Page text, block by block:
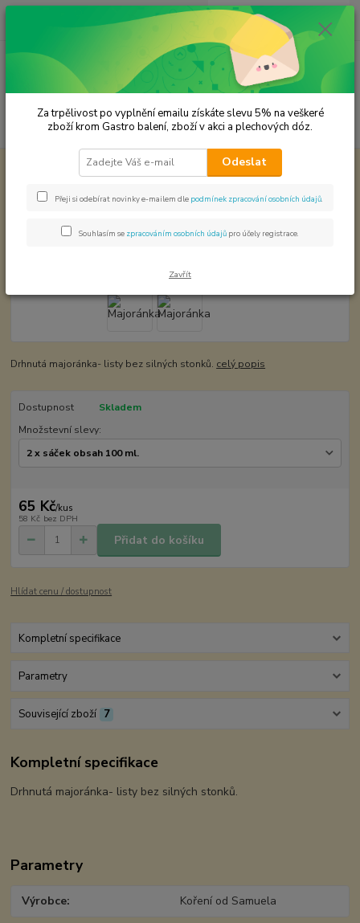
Menu
Hledat
ks
za 0,00 Kč
KOŘENÍ JEDNODRUHOVÉ Majoránka
Majoránka
TOP produkt
Drhnutá majoránka- listy bez silných stonků. celý popis
Dostupnost
Skladem
Množstevní slevy:
65 Kč/kus
58 Kč bez DPH
Přidat do košíku
Hlídat cenu / dostupnost
Kompletní specifikace
Parametry
Související zboží 7
Kompletní specifikace
Drhnutá majoránka- listy bez silných stonků.
Parametry
Výrobce Koření od Samuela
Za trpělivost po vyplnění emailu získáte slevu 5% na veškeré
zboží krom Gastro balení, zboží v akci a plechových dóz.
Odeslat
Přeji si odebírat novinky e-mailem dle podmínek zpracování osobních údajů
Souhlasím se zpracováním osobních údajů pro účely registrace.
Zavřít